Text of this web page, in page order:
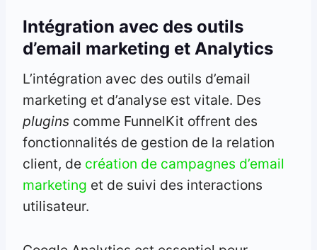
Intégration avec des outils
d’email marketing et Analytics
L’intégration avec des outils d’email
marketing et d’analyse est vitale. Des
plugins comme FunnelKit offrent des
fonctionnalités de gestion de la relation
client, de création de campagnes d’email
marketing et de suivi des interactions
utilisateur.